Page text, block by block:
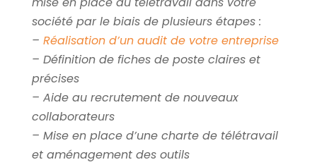
société par le biais de plusieurs étapes :
– Réalisation d’un audit de votre entreprise
– Définition de fiches de poste claires et
précises
– Aide au recrutement de nouveaux
collaborateurs
– Mise en place d’une charte de télétravail
et aménagement des outils